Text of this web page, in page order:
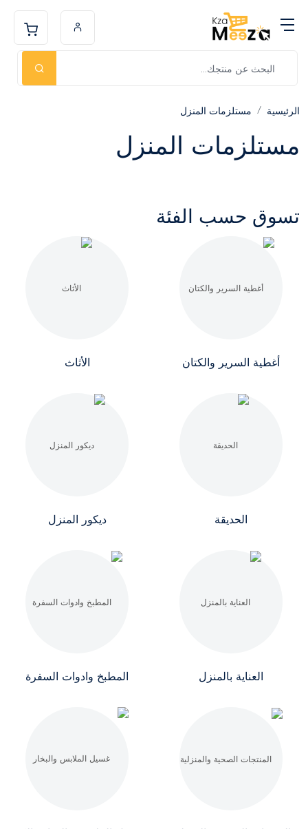
الرئيسية مستلزمات المنزل
مستلزمات المنزل
تسوق حسب الفئة
أغطية السرير والكتان الأثاث
الحديقة ديكور المنزل
العناية بالمنزل المطبخ وادوات السفرة